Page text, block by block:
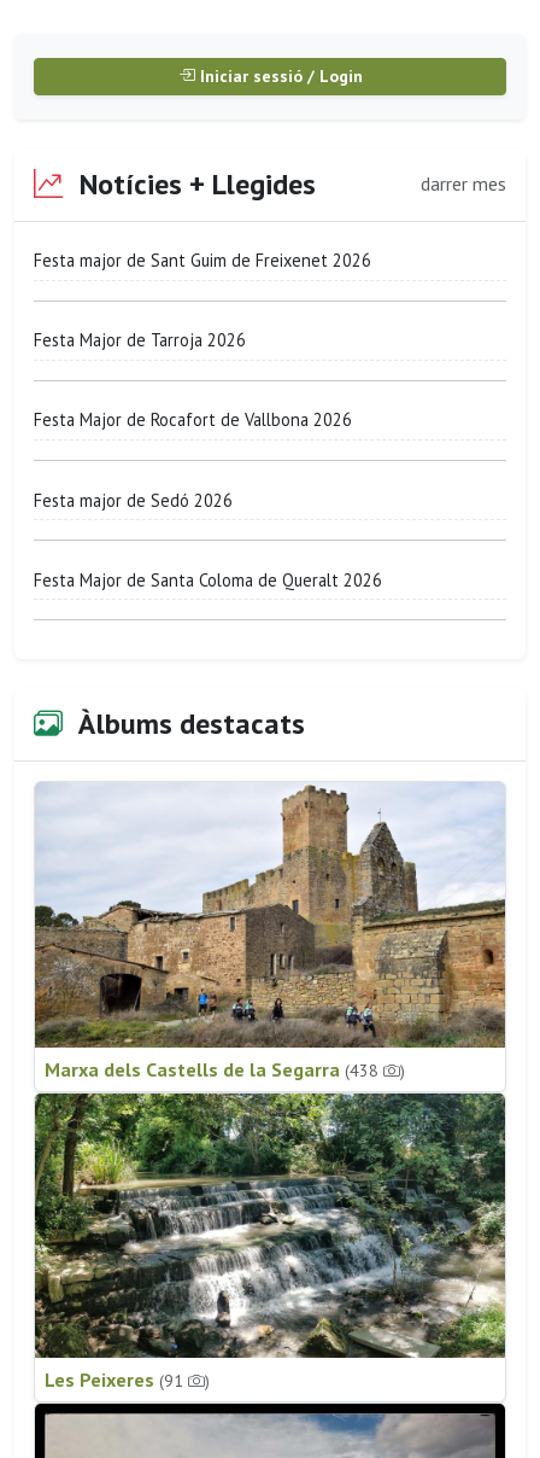
Iniciar sessió / Login
Notícies + Llegides darrer mes
Festa major de Sant Guim de Freixenet 2026
Festa Major de Tarroja 2026
Festa Major de Rocafort de Vallbona 2026
Festa major de Sedó 2026
Festa Major de Santa Coloma de Queralt 2026
Àlbums destacats
Marxa dels Castells de la Segarra (438 )
Les Peixeres (91 )